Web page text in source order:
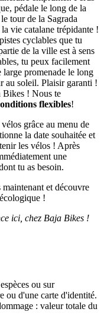
pédale le long de la
tour de la Sagrada
vie catalane trépidante !
cyclables que tu
de la ville est à sens
tu peux facilement
promenade le long
au soleil. Plaisir garanti !
Bikes ! Nous te
flexibles!
grâce au menu de
la date souhaitée et
les vélos ! Après
une
tu as besoin.
et découvre
!
ici, chez Baja Bikes !
ou sur
ou d'une carte d'identité.
: valeur totale du